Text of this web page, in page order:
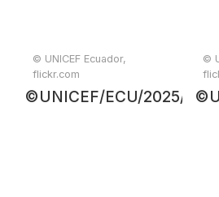
© UNICEF Ecuador,
flickr.com
©UNICEF/ECU/2025/
©